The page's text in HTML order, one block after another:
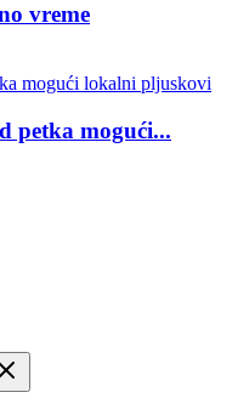
vreme
petka mogući...